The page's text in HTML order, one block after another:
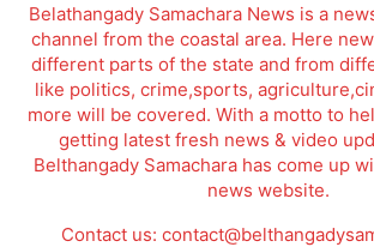
Belathangady Samachara News is a
channel from the coastal area. Here
different parts of the state and from
like politics, crime,sports,
more will be covered. With a motto to
getting latest fresh news & video
Belthangady Samachara has come up
news website.
Contact us: